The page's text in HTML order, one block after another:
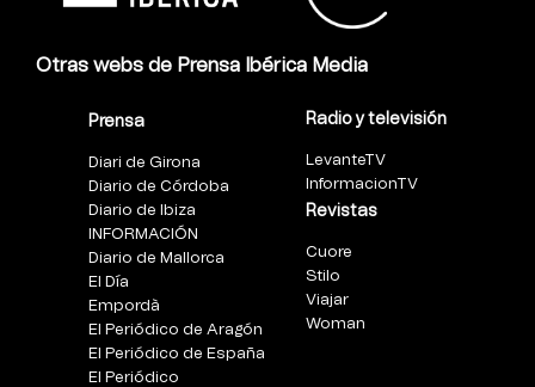
Otras webs de Prensa Ibérica Media
Prensa
Diari de Girona
Diario de Córdoba
Diario de Ibiza
INFORMACIÓN
Diario de Mallorca
El Día
Empordà
El Periódico de Aragón
El Periódico de España
El Periódico
Radio y televisión
LevanteTV
InformacionTV
Revistas
Cuore
Stilo
Viajar
Woman